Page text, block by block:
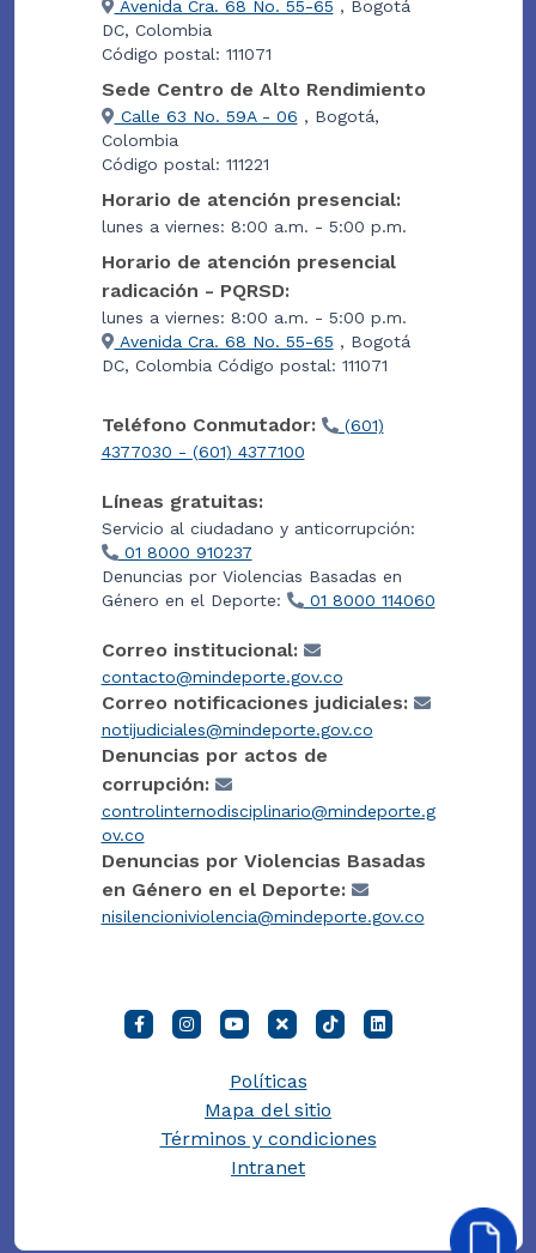
Avenida Cra. 68 No. 55-65 , Bogotá
DC, Colombia
Código postal: 111071
Sede Centro de Alto Rendimiento
Calle 63 No. 59A - 06 , Bogotá,
Colombia
Código postal: 111221
Horario de atención presencial:
lunes a viernes: 8:00 a.m. - 5:00 p.m.
Horario de atención presencial
radicación - PQRSD:
lunes a viernes: 8:00 a.m. - 5:00 p.m.
Avenida Cra. 68 No. 55-65 , Bogotá
DC, Colombia Código postal: 111071
Teléfono Conmutador:
(601)
4377030 - (601) 4377100
Líneas gratuitas:
Servicio al ciudadano y anticorrupción:
01 8000 910237
Denuncias por Violencias Basadas en
Género en el Deporte:
01 8000 114060
Correo institucional:
contacto@mindeporte.gov.co
Correo notificaciones judiciales:
notijudiciales@mindeporte.gov.co
Denuncias por actos de
corrupción:
controlinternodisciplinario@mindeporte.g
ov.co
Denuncias por Violencias Basadas
en Género en el Deporte:
nisilencioniviolencia@mindeporte.gov.co
Políticas
Mapa del sitio
Términos y condiciones
Intranet